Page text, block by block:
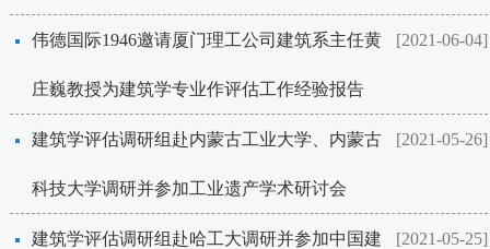
[2021-06-04]
​伟德国际1946邀请厦门理工公司建筑系主任黄
庄巍教授为建筑学专业作评估工作经验报告
[2021-05-26]
建筑学评估调研组赴内蒙古工业大学、内蒙古
科技大学调研并参加工业遗产学术研讨会
[2021-05-25]
建筑学评估调研组赴哈工大调研并参加中国建